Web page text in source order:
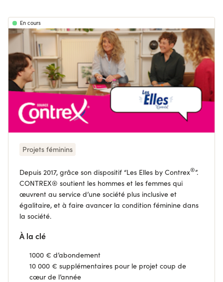
En cours
Projets féminins
Depuis 2017, grâce son dispositif “Les Elles by Contrex®”.
CONTREX® soutient les hommes et les femmes qui
œuvrent au service d’une société plus inclusive et
égalitaire, et à faire avancer la condition féminine dans
la société.
À la clé
1000 € d’abondement
10 000 € supplémentaires pour le projet coup de
cœur de l’année